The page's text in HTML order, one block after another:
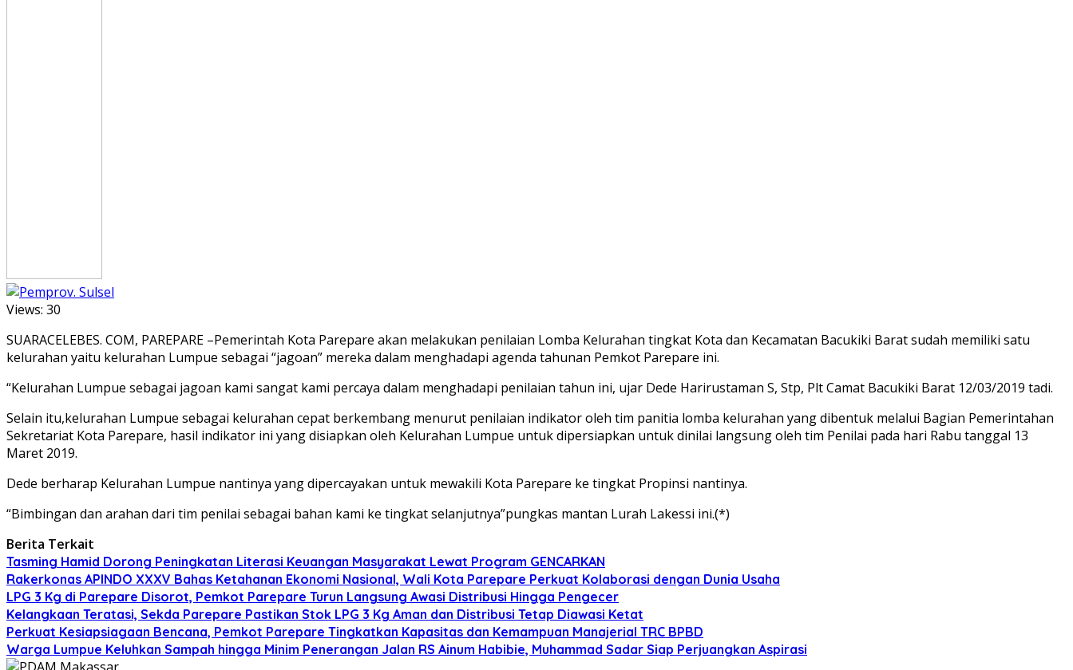
Views: 30
SUARACELEBES. COM, PAREPARE –Pemerintah Kota Parepare akan melakukan penilaian Lomba Kelurahan tingkat Kota dan Kecamatan Bacukiki Barat sudah memiliki satu
kelurahan yaitu kelurahan Lumpue sebagai “jagoan” mereka dalam menghadapi agenda tahunan Pemkot Parepare ini.
“Kelurahan Lumpue sebagai jagoan kami sangat kami percaya dalam menghadapi penilaian tahun ini, ujar Dede Harirustaman S, Stp, Plt Camat Bacukiki Barat 12/03/2019 tadi.
Selain itu,kelurahan Lumpue sebagai kelurahan cepat berkembang menurut penilaian indikator oleh tim panitia lomba kelurahan yang dibentuk melalui Bagian Pemerintahan
Sekretariat Kota Parepare, hasil indikator ini yang disiapkan oleh Kelurahan Lumpue untuk dipersiapkan untuk dinilai langsung oleh tim Penilai pada hari Rabu tanggal 13
Maret 2019.
Dede berharap Kelurahan Lumpue nantinya yang dipercayakan untuk mewakili Kota Parepare ke tingkat Propinsi nantinya.
“Bimbingan dan arahan dari tim penilai sebagai bahan kami ke tingkat selanjutnya”pungkas mantan Lurah Lakessi ini.(*)
Berita Terkait
Tasming Hamid Dorong Peningkatan Literasi Keuangan Masyarakat Lewat Program GENCARKAN
Rakerkonas APINDO XXXV Bahas Ketahanan Ekonomi Nasional, Wali Kota Parepare Perkuat Kolaborasi dengan Dunia Usaha
LPG 3 Kg di Parepare Disorot, Pemkot Parepare Turun Langsung Awasi Distribusi Hingga Pengecer
Kelangkaan Teratasi, Sekda Parepare Pastikan Stok LPG 3 Kg Aman dan Distribusi Tetap Diawasi Ketat
Perkuat Kesiapsiagaan Bencana, Pemkot Parepare Tingkatkan Kapasitas dan Kemampuan Manajerial TRC BPBD
Warga Lumpue Keluhkan Sampah hingga Minim Penerangan Jalan RS Ainum Habibie, Muhammad Sadar Siap Perjuangkan Aspirasi